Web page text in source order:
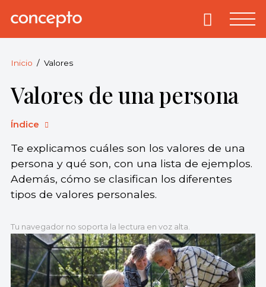
Concepto.
derechos
reservados.
Primary
Inicio Valores
Valores de una persona
Índice
Te explicamos cuáles son los valores de una
persona y qué son, con una lista de ejemplos.
Además, cómo se clasifican los diferentes
tipos de valores personales.
Tu navegador no soporta la lectura en voz alta.